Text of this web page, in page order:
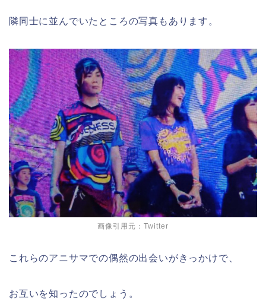
隣同士に並んでいたところの写真もあります。
画像引用元：Twitter
これらのアニサマでの偶然の出会いがきっかけで、
お互いを知ったのでしょう。